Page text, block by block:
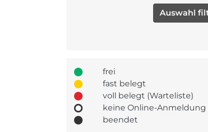
frei
fast belegt
voll belegt (Warteliste)
keine Online-Anmeldung
beendet